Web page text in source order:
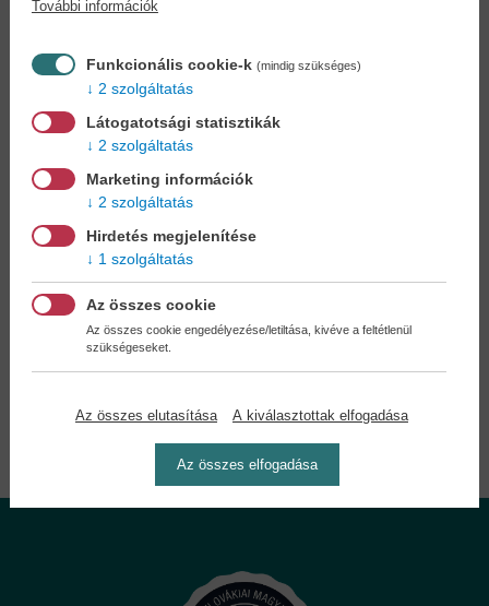
könyve beszerzését!Könyvkereső-szolgálat
Otthonában, kényelmesen
könyvet - tumultus nélkül!
Kedvezmények, nyereményjátékok,
Ön is!
A legelőnyösebb postaköltséggel
Önnek semmiféle kötelezettsége a Családi
További információk
Funkcionális cookie-k (mindig szükséges)
2 szolgáltatás
Látogatotsági statisztikák
2 szolgáltatás
Marketing információk
2 szolgáltatás
Hirdetés megjelenítése
1 szolgáltatás
Az összes cookie
Az összes cookie engedélyezése/letiltása, kivéve a feltétlenül
szükségeseket.
Az összes elutasítása A kiválasztottak elfogadása
Az összes elfogadása